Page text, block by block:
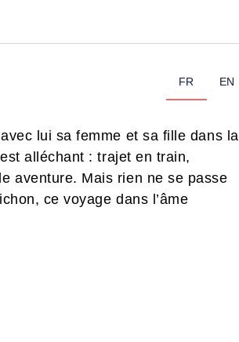
FR EN
lui sa femme et sa fille dans la
alléchant : trajet en train,
aventure. Mais rien ne se passe
ce voyage dans l’âme